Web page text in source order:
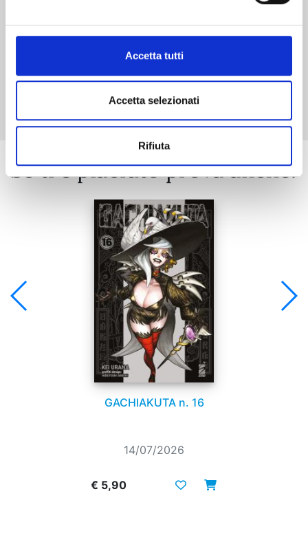
Accetta tutti
Accetta selezionati
Rifiuta
Mostra tutto
Se ti è piaciuto prova anche:
GACHIAKUTA n. 16
14/07/2026
€ 5,90